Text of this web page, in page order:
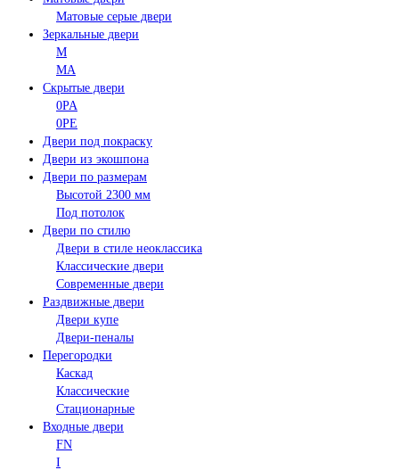
Матовые серые двери
Зеркальные двери
M
MA
Скрытые двери
0PA
0PE
Двери под покраску
Двери из экошпона
Двери по размерам
Высотой 2300 мм
Под потолок
Двери по стилю
Двери в стиле неоклассика
Классические двери
Современные двери
Раздвижные двери
Двери купе
Двери-пеналы
Перегородки
Каскад
Классические
Стационарные
Входные двери
FN
I